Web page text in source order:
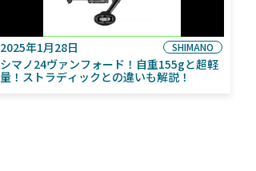
2025年1月28日 SHIMANO
シマノ24ヴァンフォード！自重155gと超軽
量！ストラディックとの違いも解説！